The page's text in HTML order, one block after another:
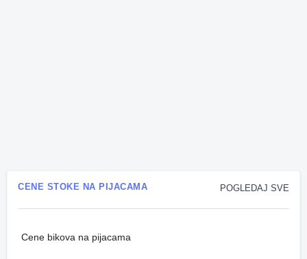
POGLEDAJ SVE
CENE STOKE NA PIJACAMA
Cene bikova na pijacama